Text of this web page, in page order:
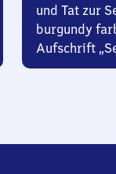
und Tat zur
burgundy
Aufschrift